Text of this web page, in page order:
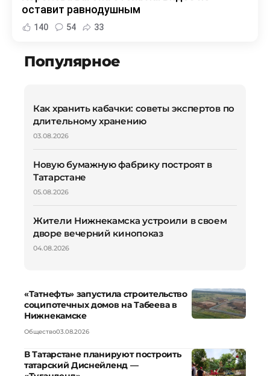
оставит равнодушным
140 54 33
Популярное
Как хранить кабачки: советы экспертов по
длительному хранению
03.08.2026
Новую бумажную фабрику построят в
Татарстане
05.08.2026
Жители Нижнекамска устроили в своем
дворе вечерний кинопоказ
04.08.2026
«Татнефть» запустила строительство
соципотечных домов на Табеева в
Нижнекамске
Общество03.08.2026
В Татарстане планируют построить
татарский Диснейленд —